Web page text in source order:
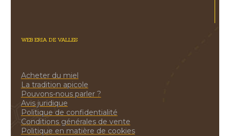
WEB ERIA DE VALLES
Acheter du miel
La tradition apicole
Pouvons-nous parler ?
Avis juridique
Politique de confidentialité
Conditions générales de vente
Politique en matière de cookies